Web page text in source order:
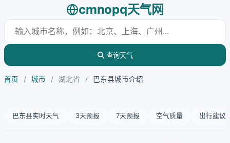
cmnopq天气网
查询天气
首页 / 城市 / 湖北省 / 巴东县城市介绍
巴东县实时天气 3天预报 7天预报 空气质量 出行建议